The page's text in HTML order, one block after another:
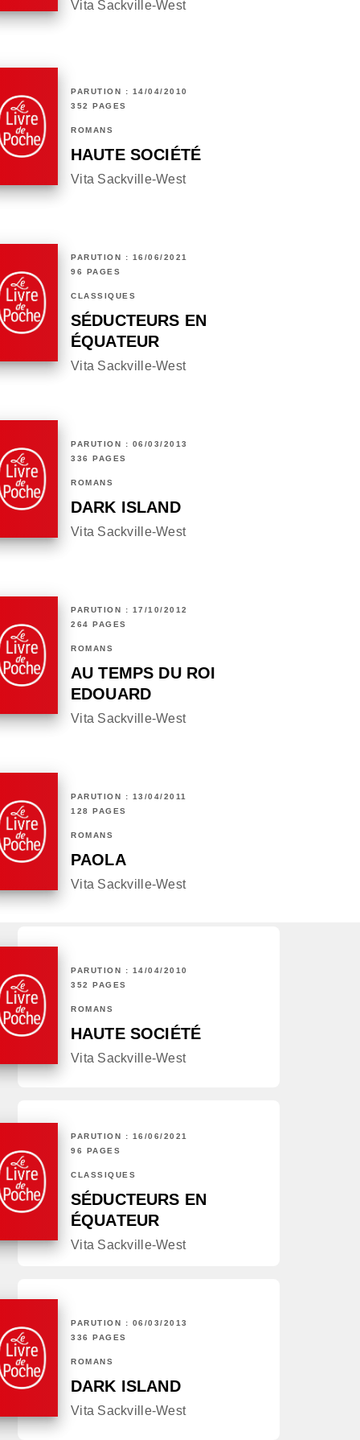
Vita Sackville-West
PARUTION : 14/04/2010
352 PAGES
ROMANS
HAUTE SOCIÉTÉ
Vita Sackville-West
PARUTION : 16/06/2021
96 PAGES
CLASSIQUES
SÉDUCTEURS EN
ÉQUATEUR
Vita Sackville-West
PARUTION : 06/03/2013
336 PAGES
ROMANS
DARK ISLAND
Vita Sackville-West
PARUTION : 17/10/2012
264 PAGES
ROMANS
AU TEMPS DU ROI
EDOUARD
Vita Sackville-West
PARUTION : 13/04/2011
128 PAGES
ROMANS
PAOLA
Vita Sackville-West
PARUTION : 14/04/2010
352 PAGES
ROMANS
HAUTE SOCIÉTÉ
Vita Sackville-West
PARUTION : 16/06/2021
96 PAGES
CLASSIQUES
SÉDUCTEURS EN
ÉQUATEUR
Vita Sackville-West
PARUTION : 06/03/2013
336 PAGES
ROMANS
DARK ISLAND
Vita Sackville-West